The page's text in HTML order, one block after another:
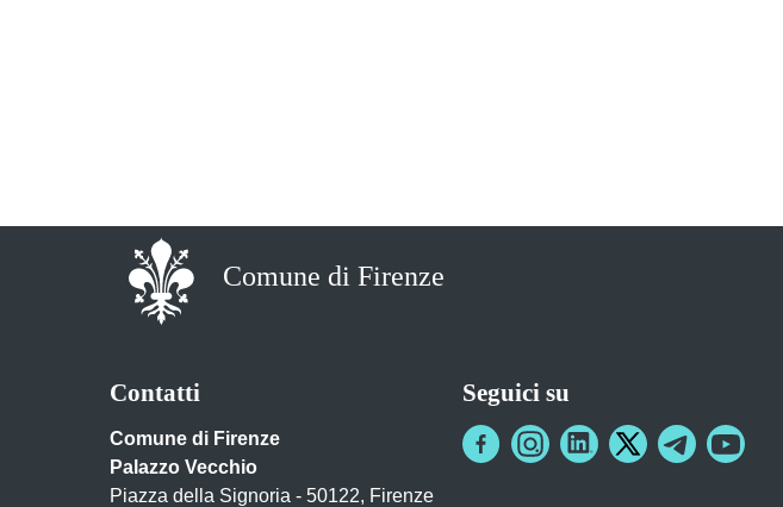
Comune di Firenze
Contatti
Comune di Firenze
Palazzo Vecchio
Piazza della Signoria - 50122, Firenze
Seguici su